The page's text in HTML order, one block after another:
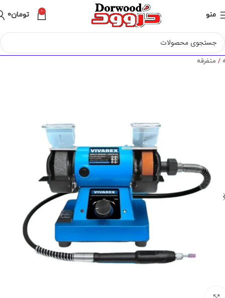
منو 0 تومان0
متفرقه